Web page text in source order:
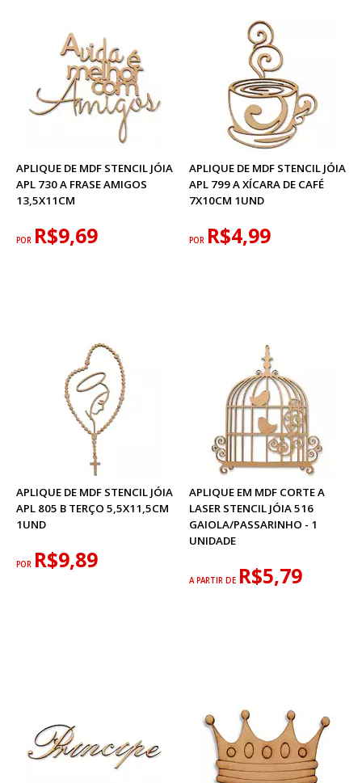
APLIQUE DE MDF STENCIL JÓIA
APL 730 A FRASE AMIGOS
13,5X11CM
POR R$9,69
APLIQUE DE MDF STENCIL JÓIA
APL 799 A XÍCARA DE CAFÉ
7X10CM 1UND
POR R$4,99
APLIQUE DE MDF STENCIL JÓIA
APL 805 B TERÇO 5,5X11,5CM
1UND
POR R$9,89
APLIQUE EM MDF CORTE A
LASER STENCIL JÓIA 516
GAIOLA/PASSARINHO - 1
UNIDADE
A PARTIR DE R$5,79